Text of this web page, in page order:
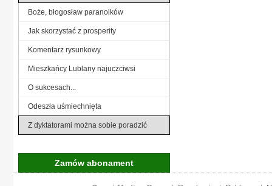
Boże, błogosław paranoików
Jak skorzystać z prosperity
Komentarz rysunkowy
Mieszkańcy Lublany najuczciwsi
O sukcesach...
Odeszła uśmiechnięta
Z dyktatorami można sobie poradzić
Zamów abonament